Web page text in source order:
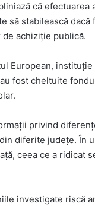
că efectuarea
să stabilească
achiziție publică.
European,
fost cheltuite
privind
diferite județe. În
ceea ce a ridicat
investigate riscă